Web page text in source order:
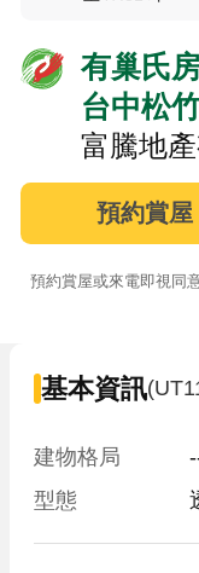
有巢氏
台中松
富騰地
預約賞屋
預約賞屋或來電即視同
基本資訊
建物格局
型態